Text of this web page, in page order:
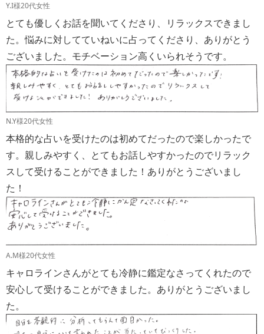
Y.I様20代女性
とても優しくお話を聞いてくださり、リラックスできまし
た。悩みに対してていねいに占ってくださり、ありがとう
ございました。モチベーション高くいられそうです。
N.Y様20代女性
本格的な占いを受けたのは初めてだったので楽しかったで
す。親しみやすく、とてもお話しやすかったのでリラック
スして受けることができました！ありがとうございまし
た！
A.M様20代女性
キャロラインさんがとても冷静に鑑定なさってくれたので
安心して受けることができました。ありがとうございまし
た。